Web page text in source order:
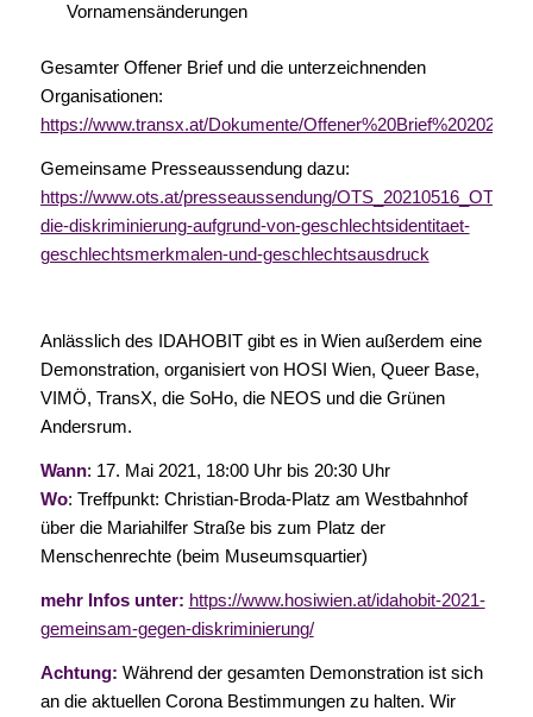
Vornamensänderungen
Gesamter Offener Brief und die unterzeichnenden
Organisationen:
https://www.transx.at/Dokumente/
Gemeinsame Presseaussendung dazu:
https://www.ots.at/presseaussendung/
die-diskriminierung-aufgrund-von-geschlechtsidentitaet-
geschlechtsmerkmalen-und-geschlechtsausdruck
Anlässlich des IDAHOBIT gibt es in Wien außerdem eine
Demonstration, organisiert von HOSI Wien, Queer Base,
VIMÖ, TransX, die SoHo, die NEOS und die Grünen
Andersrum.
Wann: 17. Mai 2021, 18:00 Uhr bis 20:30 Uhr
Wo: Treffpunkt: Christian-Broda-Platz am Westbahnhof
über die Mariahilfer Straße bis zum Platz der
Menschenrechte (beim Museumsquartier)
mehr Infos unter: https://www.hosiwien.at/idahobit-2021-
gemeinsam-gegen-diskriminierung/
Achtung: Während der gesamten Demonstration ist sich
an die aktuellen Corona Bestimmungen zu halten. Wir